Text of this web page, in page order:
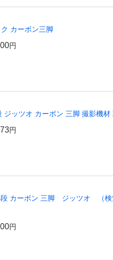
カーボン三脚
円
ッツオ カーボン 三脚 撮影機材
円
ーボン 三脚 ジッツオ （検
円